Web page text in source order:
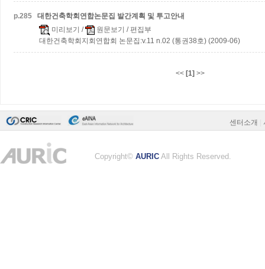
p.285
대한건축학회연합논문집 발간계획 및 투고안내
미리보기 / 원문보기 / 편집부
대한건축학회지회연합회 논문집:v.11 n.02 (통권38호) (2009-06)
<< [1] >>
센터소개
Copyright© AURIC All Rights Reserved.